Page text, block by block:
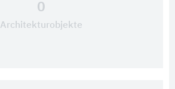
0
Architekturobjekte